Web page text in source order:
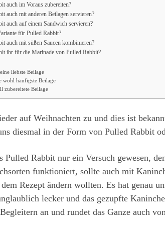
auch im Voraus zubereiten?
auch mit anderen Beilagen servieren?
auch auf einem Sandwich servieren?
für Pulled Rabbit?
auch mit süßen Saucen kombinieren?
ihr für die Marinade von Pulled Rabbit?
liebste Beilage
wohl häufigste Beilage
zubereitete Beilage
auf Weihnachten zu und dies ist
diesmal in der Form von Pulled Rabbit
Pulled Rabbit nur ein Versuch gewesen,
funktioniert, sollte auch mit
Rezept ändern wollten. Es hat genau
lecker und das gezupfte
an und rundet das Ganze auch